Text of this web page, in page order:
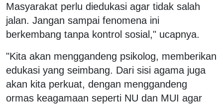
Masyarakat perlu diedukasi agar tidak salah
jalan. Jangan sampai fenomena ini
berkembang tanpa kontrol sosial," ucapnya.
"Kita akan menggandeng psikolog, memberikan
edukasi yang seimbang. Dari sisi agama juga
akan kita perkuat, dengan menggandeng
ormas keagamaan seperti NU dan MUI agar